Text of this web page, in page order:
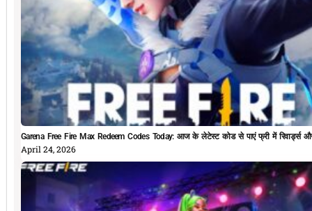
Garena Free Fire Max Redeem Codes Today: आज के लेटेस्ट कोड से पाएं फ्री में रिवार्ड्स
April 24, 2026